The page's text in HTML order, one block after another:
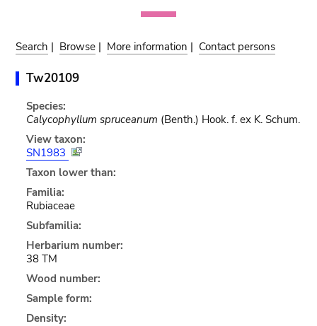
Search | Browse | More information | Contact persons
Tw20109
Species:
Calycophyllum spruceanum (Benth.) Hook. f. ex K. Schum.
View taxon:
SN1983
Taxon lower than:
Familia:
Rubiaceae
Subfamilia:
Herbarium number:
38 TM
Wood number:
Sample form:
Density: